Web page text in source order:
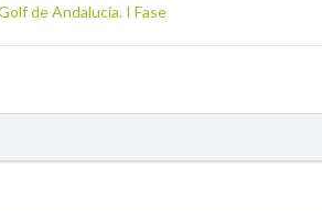
de Andalucía. I Fase